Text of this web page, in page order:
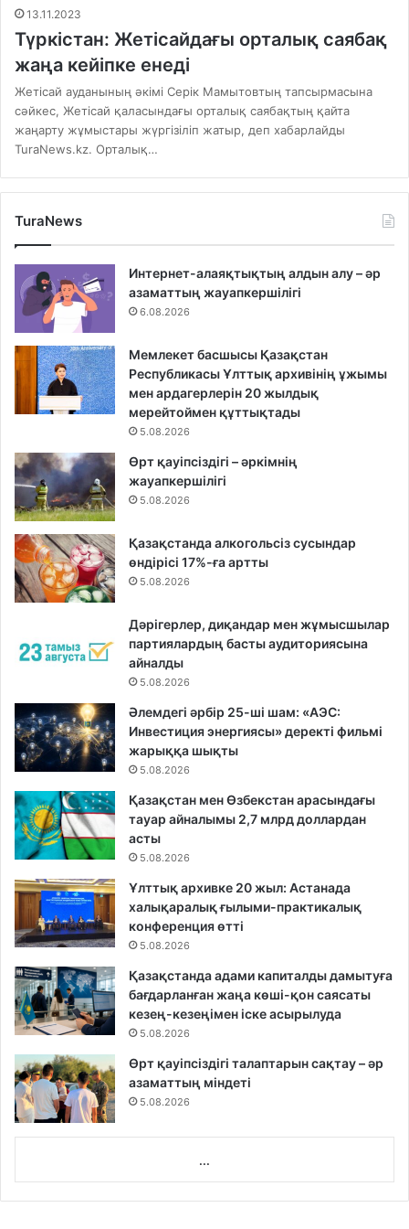
13.11.2023
Түркістан: Жетісайдағы орталық саябақ
жаңа кейіпке енеді
Жетісай ауданының әкімі Серік Мамытовтың тапсырмасына
сәйкес, Жетісай қаласындағы орталық саябақтың қайта
жаңарту жұмыстары жүргізіліп жатыр, деп хабарлайды
TuraNews.kz. Орталық…
TuraNews
Интернет-алаяқтықтың алдын алу – әр
азаматтың жауапкершілігі
6.08.2026
Мемлекет басшысы Қазақстан
Республикасы Ұлттық архивінің ұжымы
мен ардагерлерін 20 жылдық
мерейтоймен құттықтады
5.08.2026
Өрт қауіпсіздігі – әркімнің
жауапкершілігі
5.08.2026
Қазақстанда алкогольсіз сусындар
өндірісі 17%-ға артты
5.08.2026
Дәрігерлер, диқандар мен жұмысшылар
партиялардың басты аудиториясына
айналды
5.08.2026
Әлемдегі әрбір 25-ші шам: «АЭС:
Инвестиция энергиясы» деректі фильмі
жарыққа шықты
5.08.2026
Қазақстан мен Өзбекстан арасындағы
тауар айналымы 2,7 млрд доллардан
асты
5.08.2026
Ұлттық архивке 20 жыл: Астанада
халықаралық ғылыми-практикалық
конференция өтті
5.08.2026
Қазақстанда адами капиталды дамытуға
бағдарланған жаңа көші-қон саясаты
кезең-кезеңімен іске асырылуда
5.08.2026
Өрт қауіпсіздігі талаптарын сақтау – әр
азаматтың міндеті
5.08.2026
...